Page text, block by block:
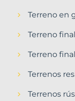
Terreno en
Terreno
Terreno
Terrenos
Terrenos